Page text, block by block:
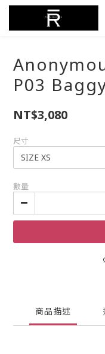
P03
NT$3,080
尺寸
數量
商品描述